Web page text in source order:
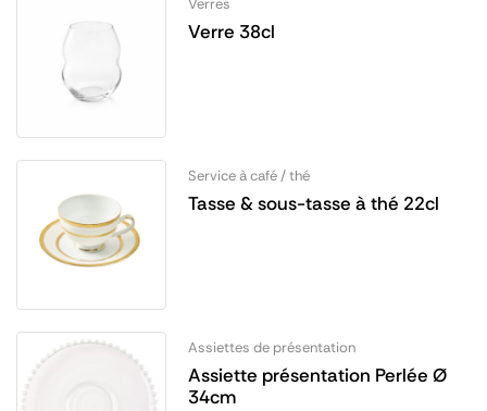
Verres
Verre 38cl
Service à café / thé
Tasse & sous-tasse à thé 22cl
Assiettes de présentation
Assiette présentation Perlée Ø
34cm